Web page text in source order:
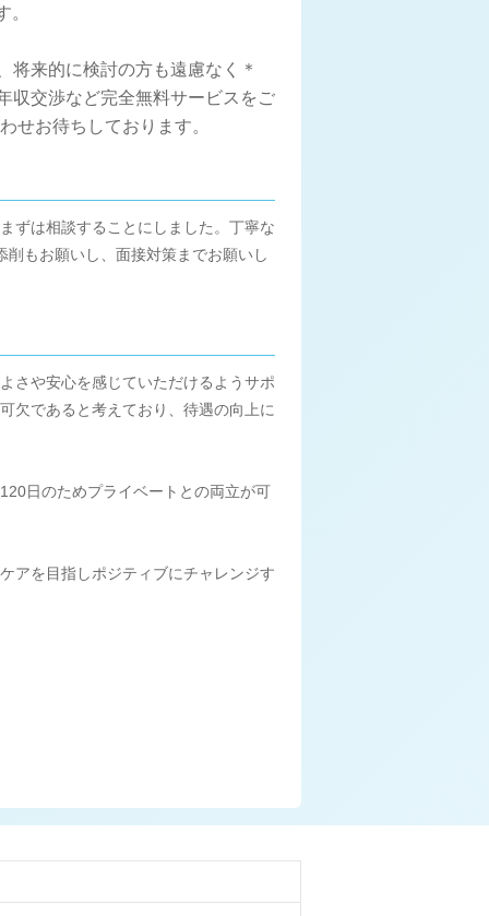
将来的に検討の方も遠慮なく＊
収交渉など完全無料サービスをご
せお待ちしております。
ずは相談することにしました。丁寧な
もお願いし、面接対策までお願いし
さや安心を感じていただけるようサポ
欠であると考えており、待遇の向上に
日のためプライベートとの両立が可
アを目指しポジティブにチャレンジす